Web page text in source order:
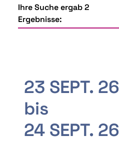
Ihre Suche ergab 2
Ergebnisse:
23 SEPT. 26
bis
24 SEPT. 26